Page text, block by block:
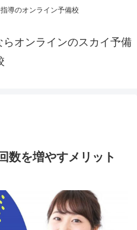
導のオンライン予備校
オンラインのスカイ予備
数を増やすメリット